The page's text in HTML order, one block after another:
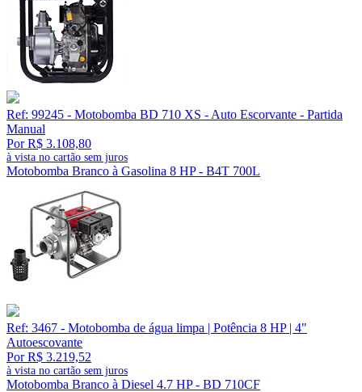
Ref: 99245 - Motobomba BD 710 XS - Auto Escorvante - Partida
Manual
Por R$ 3.108,80
à vista no cartão sem juros
Motobomba Branco à Gasolina 8 HP - B4T 700L
Ref: 3467 - Motobomba de água limpa | Potência 8 HP | 4"
Autoescovante
Por R$ 3.219,52
à vista no cartão sem juros
Motobomba Branco à Diesel 4.7 HP - BD 710CF